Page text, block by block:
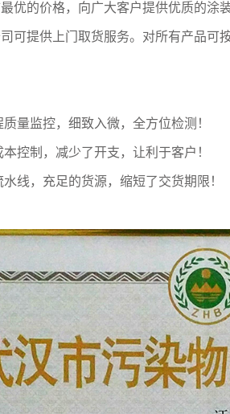
优的价格，向广大客户提供优质的涂装
可提供上门取货服务。对所有产品可
量监控，细致入微，全方位检测！
控制，减少了开支，让利于客户！
线，充足的货源，缩短了交货期限！